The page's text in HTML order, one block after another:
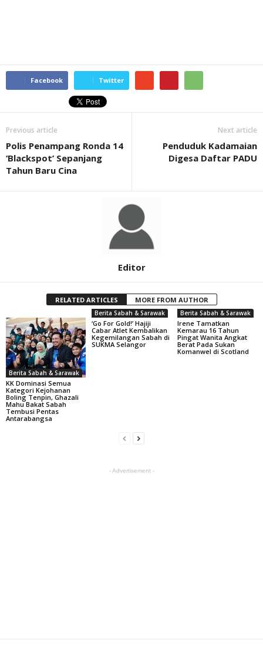
Facebook Twitter
Previous article
Polis Penampang Ronda 14
‘Blackspot’ Sepanjang
Tahun Baru Cina
Next article
Penduduk Kadamaian
Digesa Daftar PADU
Editor
RELATED ARTICLES MORE FROM AUTHOR
Berita Sabah & Sarawak
KK Dominasi Semua
Kategori Kejohanan
Boling Tenpin, Ghazali
Mahu Bakat Sabah
Tembusi Pentas
Antarabangsa
Berita Sabah & Sarawak
‘Go For Gold!’ Hajiji
Cabar Atlet Kembalikan
Kegemilangan Sabah di
SUKMA Selangor
Berita Sabah & Sarawak
Irene Tamatkan
Kemarau 16 Tahun
Pingat Wanita Angkat
Berat Pada Sukan
Komanwel di Scotland
- Advertisement -